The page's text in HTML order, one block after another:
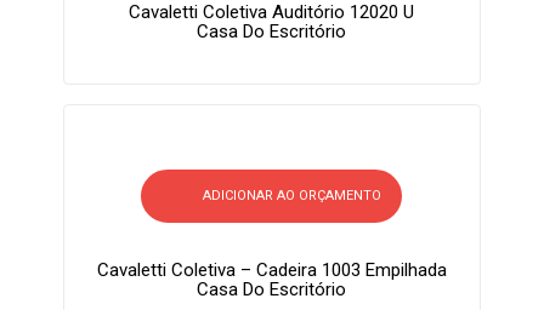
Cavaletti Coletiva Auditório 12020 U
Casa Do Escritório
ADICIONAR AO ORÇAMENTO
Cavaletti Coletiva – Cadeira 1003 Empilhada
Casa Do Escritório